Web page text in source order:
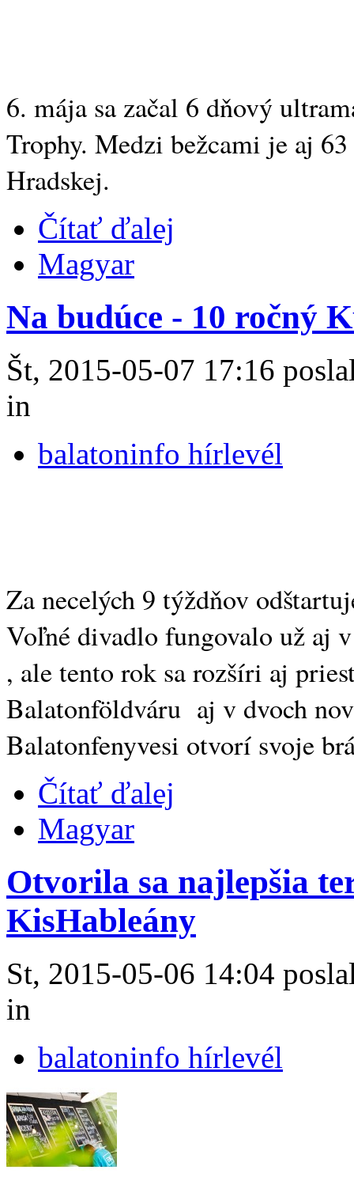
6. mája sa začal 6 dňový
Trophy. Medzi bežcami je aj
Hradskej.
Čítať ďalej
Magyar
Na budúce - 10 ročný
Št, 2015-05-07 17:16
in
balatoninfo hírlevél
Za necelých 9 týždňov
Voľné divadlo fungovalo už aj
, ale tento rok sa rozšíri aj
Balatonföldváru aj v dvoch
Balatonfenyvesi otvorí svoje
Čítať ďalej
Magyar
Otvorila sa najlepšia
KisHableány
St, 2015-05-06 14:04
in
balatoninfo hírlevél